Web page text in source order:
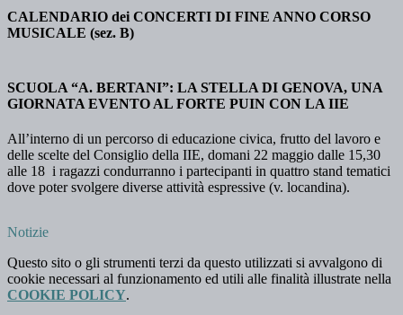
CALENDARIO dei CONCERTI DI FINE ANNO CORSO
MUSICALE (sez. B)
SCUOLA “A. BERTANI”: LA STELLA DI GENOVA, UNA
GIORNATA EVENTO AL FORTE PUIN CON LA IIE
All’interno di un percorso di educazione civica, frutto del lavoro e
delle scelte del Consiglio della IIE, domani 22 maggio dalle 15,30
alle 18 i ragazzi condurranno i partecipanti in quattro stand tematici
dove poter svolgere diverse attività espressive (v. locandina).
Notizie
Questo sito o gli strumenti terzi da questo utilizzati si avvalgono di
cookie necessari al funzionamento ed utili alle finalità illustrate nella
COOKIE POLICY.